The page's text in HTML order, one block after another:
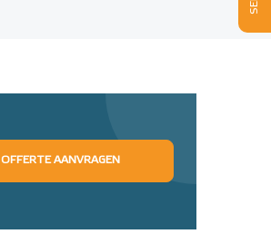
OFFERTE AANVRAGEN